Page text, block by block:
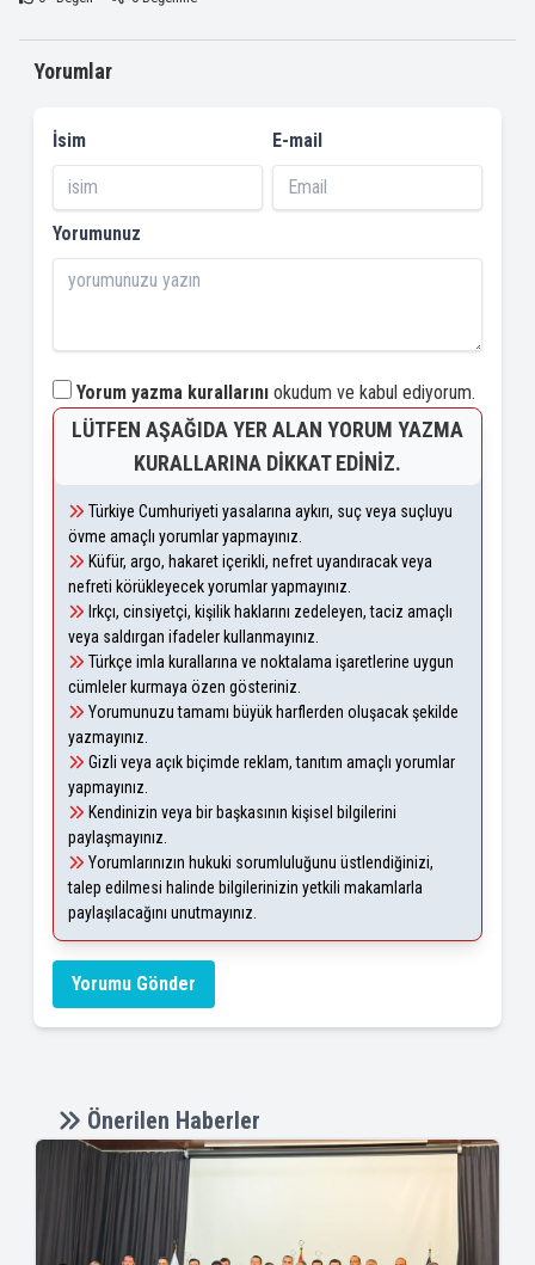
Yorumlar
İsim E-mail
Yorumunuz
Yorum yazma kurallarını okudum ve kabul ediyorum.
LÜTFEN AŞAĞIDA YER ALAN YORUM YAZMA
KURALLARINA DIKKAT EDINIZ.
Türkiye Cumhuriyeti yasalarına aykırı, suç veya suçluyu
övme amaçlı yorumlar yapmayınız.
Küfür, argo, hakaret içerikli, nefret uyandıracak veya
nefreti körükleyecek yorumlar yapmayınız.
Irkçı, cinsiyetçi, kişilik haklarını zedeleyen, taciz amaçlı
veya saldırgan ifadeler kullanmayınız.
Türkçe imla kurallarına ve noktalama işaretlerine uygun
cümleler kurmaya özen gösteriniz.
Yorumunuzu tamamı büyük harflerden oluşacak şekilde
yazmayınız.
Gizli veya açık biçimde reklam, tanıtım amaçlı yorumlar
yapmayınız.
Kendinizin veya bir başkasının kişisel bilgilerini
paylaşmayınız.
Yorumlarınızın hukuki sorumluluğunu üstlendiğinizi,
talep edilmesi halinde bilgilerinizin yetkili makamlarla
paylaşılacağını unutmayınız.
Yorumu Gönder
Önerilen Haberler